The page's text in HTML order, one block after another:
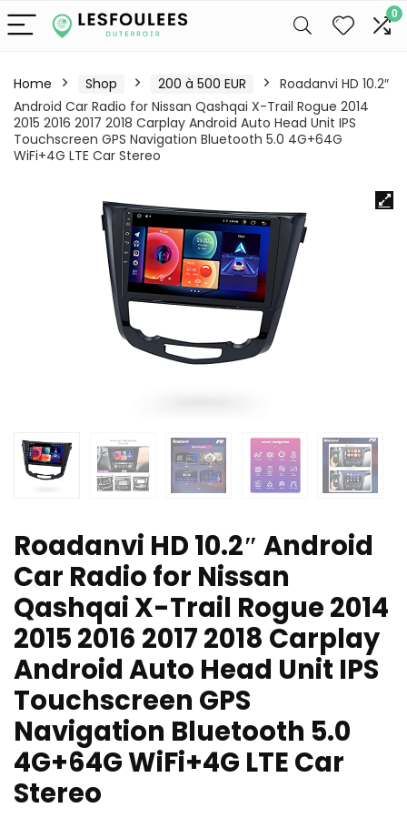
0
Home Shop 200 à 500 EUR
Roadanvi HD 10.2″
Android Car Radio for Nissan Qashqai X-Trail Rogue 2014
2015 2016 2017 2018 Carplay Android Auto Head Unit IPS
Touchscreen GPS Navigation Bluetooth 5.0 4G+64G
WiFi+4G LTE Car Stereo
Roadanvi HD 10.2″ Android
Car Radio for Nissan
Qashqai X-Trail Rogue 2014
2015 2016 2017 2018 Carplay
Android Auto Head Unit IPS
Touchscreen GPS
Navigation Bluetooth 5.0
4G+64G WiFi+4G LTE Car
Stereo